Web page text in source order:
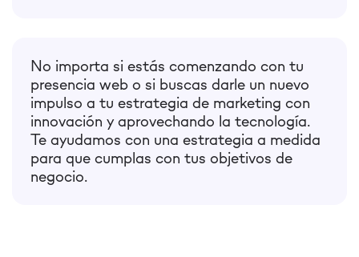
No importa si estás comenzando con tu
presencia web o si buscas darle un nuevo
impulso a tu estrategia de marketing con
innovación y aprovechando la tecnología.
Te ayudamos con una estrategia a medida
para que cumplas con tus objetivos de
negocio.